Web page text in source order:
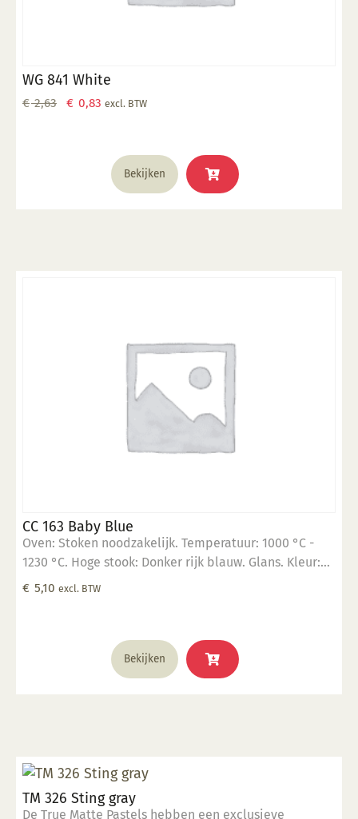
WG 841 White
€2,63
Oorspronkelijke
€ 0,83 Huidige
€ 0,83.
excl. BTW
Bekijken
CC 163 Baby Blue
Oven: Stoken noodzakelijk. Temperatuur: 1000 °C -
1230 °C. Hoge stook: Donker rijk blauw. Glans. Kleur:
Opaak. Aantal lagen: 3 lagen. Voedselveilig:
te gebruiken: 1. Breng aan op een 1060 °C biscuit
gebakken scherf. 2. Stook op 1000 °C. 3. Voor
transparant glazuur gebruik, kwast of dompel
€ 5,10 excl. BTW
Bekijken
TM 326 Sting gray
De True Matte Pastels hebben een exclusieve